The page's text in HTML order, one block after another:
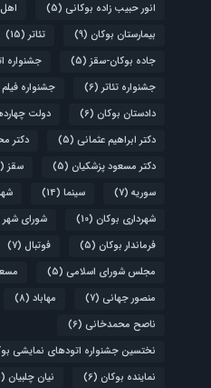
انور حبیب زاده بوکانی (5)
بیمارستان بوکان (9) تئاتر (15)
جاده بوکان-سقز (5) جشنواره
جشنواره تئاتر (6) جشنواره فیلم
دادستان بوکان (6) دولت
دکتر ابراهیم عثمانی (5) دکتر
دکتر مسعود پزشکیان (5) سقز (5)
سوریه (7) سینما (14)
شهرداری بوکان (10) شورای شهر
فرماندار بوکان (5) فوتبال (7)
مجلس شورای اسلامی (5)
منصور جهانی (7) مهاباد (8)
ناصح محمدخانی (6)
نختسین جشنواره اتودهای نمایشی
نماینده بوکان (6) نیان چلبیان (5)